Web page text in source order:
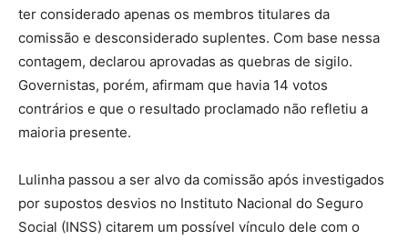
ter considerado apenas os membros titulares da
comissão e desconsiderado suplentes. Com base nessa
contagem, declarou aprovadas as quebras de sigilo.
Governistas, porém, afirmam que havia 14 votos
contrários e que o resultado proclamado não refletiu a
maioria presente.
Lulinha passou a ser alvo da comissão após investigados
por supostos desvios no Instituto Nacional do Seguro
Social (INSS) citarem um possível vínculo dele com o